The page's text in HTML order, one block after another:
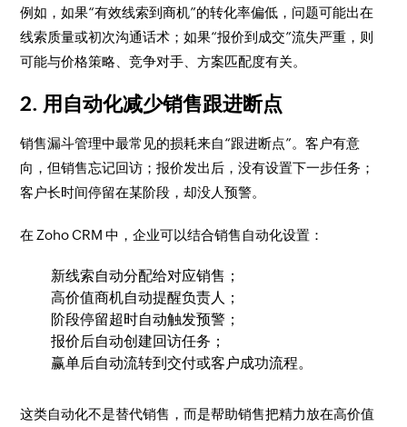
例如，如果“有效线索到商机”的转化率偏低，问题可能出在
线索质量或初次沟通话术；如果“报价到成交”流失严重，则
可能与价格策略、竞争对手、方案匹配度有关。
2. 用自动化减少销售跟进断点
销售漏斗管理中最常见的损耗来自“跟进断点”。客户有意
向，但销售忘记回访；报价发出后，没有设置下一步任务；
客户长时间停留在某阶段，却没人预警。
在 Zoho CRM 中，企业可以结合销售自动化设置：
新线索自动分配给对应销售；
高价值商机自动提醒负责人；
阶段停留超时自动触发预警；
报价后自动创建回访任务；
赢单后自动流转到交付或客户成功流程。
这类自动化不是替代销售，而是帮助销售把精力放在高价值